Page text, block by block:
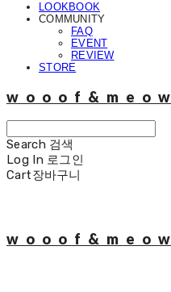
LOOKBOOK
COMMUNITY
FAQ
EVENT
REVIEW
STORE
wooof&meow
Search 검색
Log In 로그인
Cart장바구니
wooof&meow